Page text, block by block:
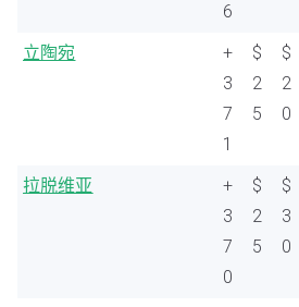
6
立陶宛
+
3
7
1
$
2
5
$
2
0
拉脱维亚
+
3
7
0
$
2
5
$
3
0